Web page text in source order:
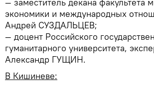
экономики и международных
Андрей СУЗДАЛЬЦЕВ;
— доцент Российского
гуманитарного университета,
Александр ГУЩИН.
В Кишиневе: